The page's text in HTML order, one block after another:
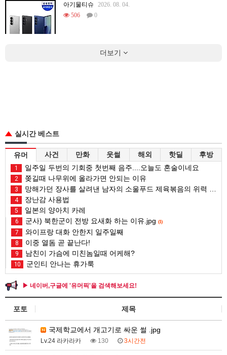
아기물티슈
2026. 08. 04.
506
0
더보기
실시간 베스트
유머 사건 만화 웃썰 해외 핫딜 후방
1 일주일 두번의 기회중 첫번째 음주....오늘도 혼술이네요
2 쫒길때 나무위에 올라가면 안되는 이유
3 망해가던 장사를 살려낸 남자의 소울푸드 제육볶음의 위력 ㅋㅋ
4 장난감 사용법
5 일본의 양아치 카레
6 군사) 북한군이 전방 요새화 하는 이유.jpg (1)
7 와이프랑 대화 안한지 일주일째
8 이중 열돔 곧 끝난다!
9 남친이 가슴에 미친놈일때 어케해?
10 군인티 안나는 휴가룩
▶ 네이버,구글에 '유머픽'을 검색해보세요!
포토 제목
국제학교에서 개고기로 싸운 썰 .jpg
Lv.24 라카라카 130 3시간전